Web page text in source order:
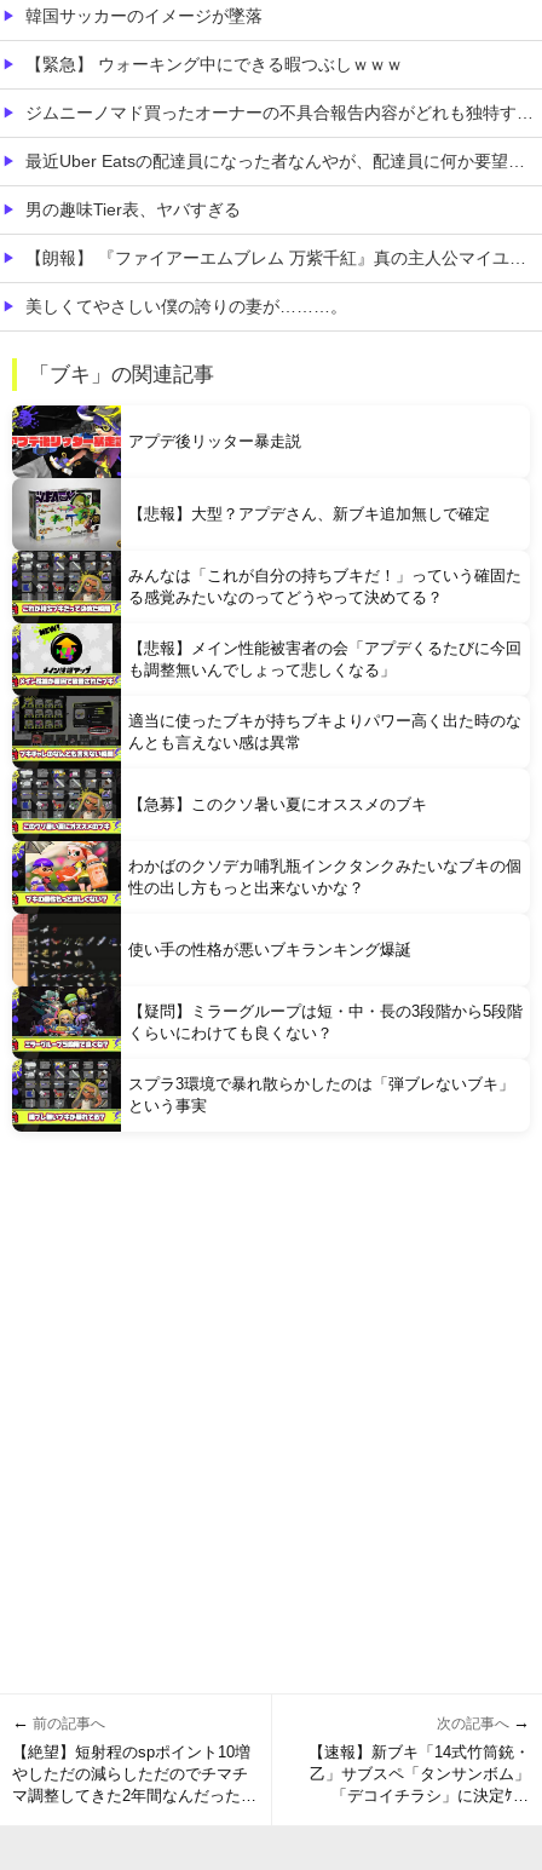
韓国サッカーのイメージが墜落
【緊急】 ウォーキング中にできる暇つぶしｗｗｗ
ジムニーノマド買ったオーナーの不具合報告内容がどれも独特すぎる模様…
最近Uber Eatsの配達員になった者なんやが、配達員に何か要望があったら教えてくれ
男の趣味Tier表、ヤバすぎる
【朗報】 『ファイアーエムブレム 万紫千紅』真の主人公マイユニはキャラメイクが可能
美しくてやさしい僕の誇りの妻が………。
【悲報】 ピカチュウが大量に半額
Powered by livedoor 相互RSS
「ブキ」の関連記事
アプデ後リッター暴走説
【悲報】大型？アプデさん、新ブキ追加無しで確定
みんなは「これが自分の持ちブキだ！」っていう確固た
る感覚みたいなのってどうやって決めてる？
【悲報】メイン性能被害者の会「アプデくるたびに今回
も調整無いんでしょって悲しくなる」
適当に使ったブキが持ちブキよりパワー高く出た時のな
んとも言えない感は異常
【急募】このクソ暑い夏にオススメのブキ
わかばのクソデカ哺乳瓶インクタンクみたいなブキの個
性の出し方もっと出来ないかな？
使い手の性格が悪いブキランキング爆誕
【疑問】ミラーグループは短・中・長の3段階から5段階
くらいにわけても良くない？
スプラ3環境で暴れ散らかしたのは「弾ブレないブキ」
という事実
← 前の記事へ
【絶望】短射程のspポイント10増
やしただの減らしただのでチマチ
マ調整してきた2年間なんだった
次の記事へ →
【速報】新ブキ「14式竹筒銃・
乙」サブスペ「タンサンボム」
「デコイチラシ」に決定ｹﾞｿ